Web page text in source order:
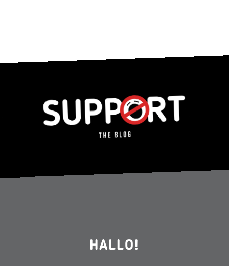
HALLO!